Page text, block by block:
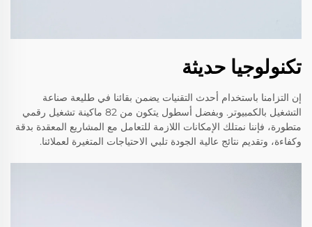
تكنولوجيا حديثة
إن التزامنا باستخدام أحدث التقنيات يضمن بقائنا في طليعة صناعة
التشغيل بالكمبيوتر. وبفضل أسطول يتكون من 82 ماكينة تشغيل رقمي
متطورة، فإننا نمتلك الإمكانات اللازمة للتعامل مع المشاريع المعقدة بدقة
وكفاءة، وتقديم نتائج عالية الجودة تلبي الاحتياجات المتغيرة لعملائنا.